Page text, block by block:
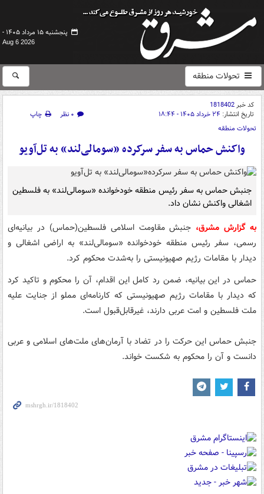
پنجشنبه ۱۵ مرداد ۱۴۰۵ -
Aug 6 2026
تحولات منطقه
کد خبر1818402
تاریخ انتشار: ۲۴ خرداد ۱۴۰۵ - ۱۸:۴۴ ۰ نظر
چاپ
تحولات منطقه
واکنش حماس به سفر سرکرده «سومالی‌لند» به تل‌آویو
جنبش حماس به سفر رئیس منطقه خودخوانده «سومالی‌لند» به فلسطین
اشغالی واکنش نشان داد.
به گزارش مشرق، جنبش مقاومت اسلامی فلسطین(حماس) در بیانیه‌ای
رسمی، سفر رئیس منطقه خودخوانده «سومالی‌لند» به اراضی اشغالی و
دیدار با مقامات رژیم صهیونیستی را به‌شدت محکوم کرد.
حماس در این بیانیه، ضمن رد کامل این اقدام، آن را محکوم و تاکید کرد
که دیدار با مقامات رژیم صهیونیستی که کارنامه‌ای مملو از جنایت علیه
ملت فلسطین و امت عربی دارند، غیرقابل‌قبول است.
جنبش حماس این حرکت را در تضاد با آرمان‌های ملت‌های اسلامی و عربی
دانست و آن را محکوم به شکست خواند.